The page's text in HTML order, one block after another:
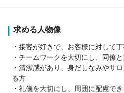
求める人物像
・接客が好きで、お客様に対して
・チームワークを大切にし、同僚
・清潔感があり、身だしなみやサ
る方
・礼儀を大切にし、周囲に配慮で